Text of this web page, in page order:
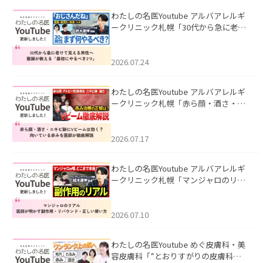
わたしの名医Youtube アルバアレルギ
ークリニック札幌「30代から急に老け
た。
2026.07.24
わたしの名医Youtube アルバアレルギ
ークリニック札幌「赤ら顔・酒さ・ニ
した。
2026.07.17
わたしの名医Youtube アルバアレルギ
ークリニック札幌「マンジャロのリア
た。
2026.07.10
わたしの名医Youtube めぐ皮膚科・美
容皮膚科「”とおりすがりの皮膚科